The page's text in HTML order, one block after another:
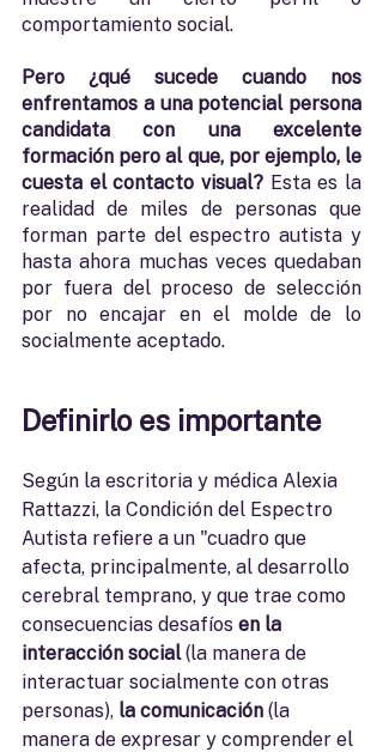
comportamiento social.
Pero ¿qué sucede cuando nos
enfrentamos a una potencial persona
candidata con una excelente
formación pero al que, por ejemplo, le
cuesta el contacto visual? Esta es la
realidad de miles de personas que
forman parte del espectro autista y
hasta ahora muchas veces quedaban
por fuera del proceso de selección
por no encajar en el molde de lo
socialmente aceptado.
Definirlo es importante
Según la escritoria y médica Alexia
Rattazzi, la Condición del Espectro
Autista refiere a un "cuadro que
afecta, principalmente, al desarrollo
cerebral temprano, y que trae como
consecuencias desafíos en la
interacción social (la manera de
interactuar socialmente con otras
personas), la comunicación (la
manera de expresar y comprender el